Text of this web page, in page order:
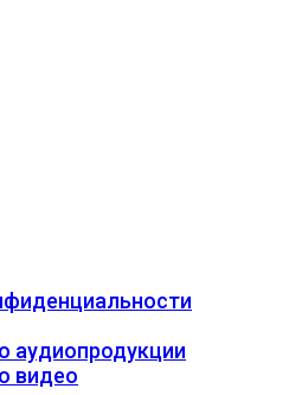
аудиопродукции
видео